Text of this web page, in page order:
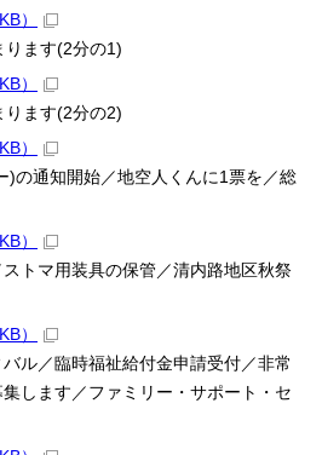
）
ります(2分の1)
）
ります(2分の2)
）
)の通知開始／地空人くんに1票を／総
）
トマ用装具の保管／清内路地区秋祭
）
ル／臨時福祉給付金申請受付／非常
します／ファミリー・サポート・セ